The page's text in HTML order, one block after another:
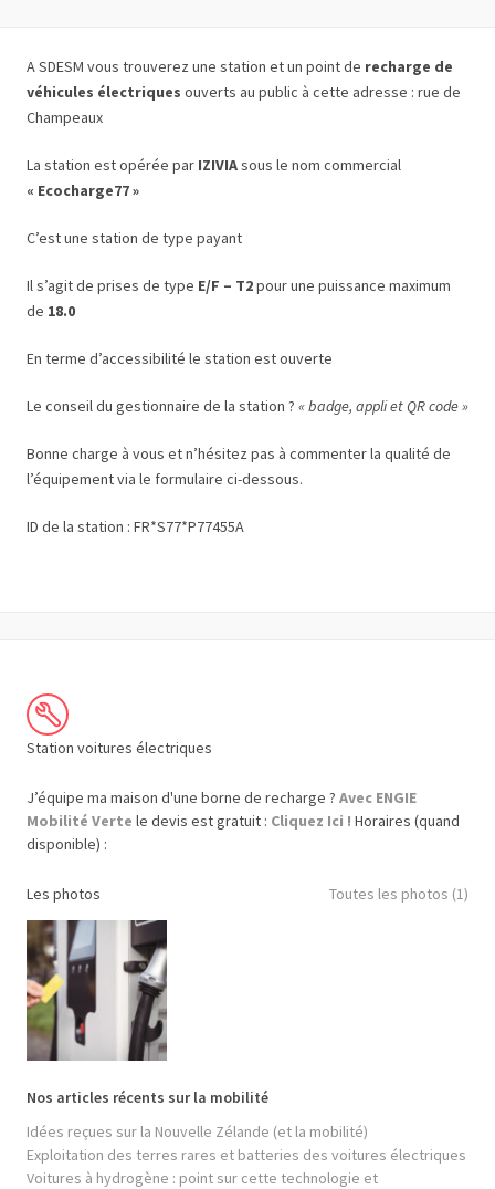
A SDESM vous trouverez une station et un point de recharge de
véhicules électriques ouverts au public à cette adresse : rue de
Champeaux
La station est opérée par IZIVIAsous le nom commercial
« Ecocharge77 »
C’est une station de type payant
Il s’agit de prises de type E/F – T2pour une puissance maximum
de 18.0
En terme d’accessibilité le station est ouverte
Le conseil du gestionnaire de la station ? « badge, appli et QR code »
Bonne charge à vous et n’hésitez pas à commenter la qualité de
l’équipement via le formulaire ci-dessous.
ID de la station : FR*S77*P77455A
Station voitures électriques
J’équipe ma maison d'une borne de recharge ? Avec ENGIE
Mobilité Verte le devis est gratuit : Cliquez Ici ! Horaires (quand
disponible) :
Les photos Toutes les photos (1)
Nos articles récents sur la mobilité
Idées reçues sur la Nouvelle Zélande (et la mobilité)
Exploitation des terres rares et batteries des voitures électriques
Voitures à hydrogène : point sur cette technologie et